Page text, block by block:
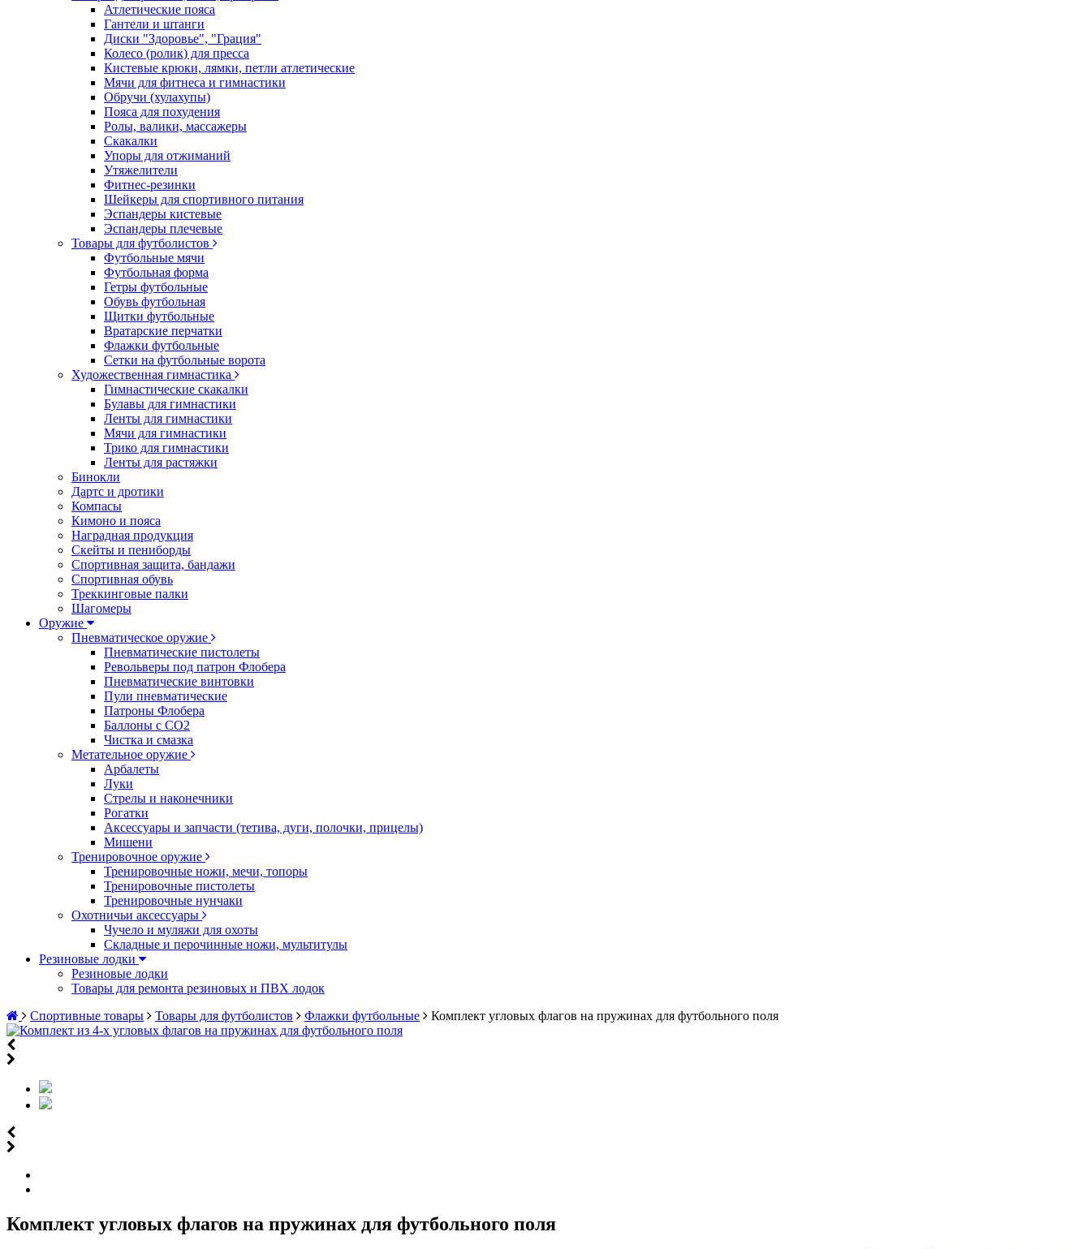
Атлетические пояса
Гантели и штанги
Диски "Здоровье", "Грация"
Колесо (ролик) для пресса
Кистевые крюки, лямки, петли атлетические
Мячи для фитнеса и гимнастики
Обручи (хулахупы)
Пояса для похудения
Ролы, валики, массажеры
Скакалки
Упоры для отжиманий
Утяжелители
Фитнес-резинки
Шейкеры для спортивного питания
Эспандеры кистевые
Эспандеры плечевые
Товары для футболистов
Футбольные мячи
Футбольная форма
Гетры футбольные
Обувь футбольная
Щитки футбольные
Вратарские перчатки
Флажки футбольные
Сетки на футбольные ворота
Художественная гимнастика
Гимнастические скакалки
Булавы для гимнастики
Ленты для гимнастики
Мячи для гимнастики
Трико для гимнастики
Ленты для растяжки
Бинокли
Дартс и дротики
Компасы
Кимоно и пояса
Наградная продукция
Скейты и пениборды
Спортивная защита, бандажи
Спортивная обувь
Треккинговые палки
Шагомеры
Оружие
Пневматическое оружие
Пневматические пистолеты
Револьверы под патрон Флобера
Пневматические винтовки
Пули пневматические
Патроны Флобера
Баллоны с CO2
Чистка и смазка
Метательное оружие
Арбалеты
Луки
Стрелы и наконечники
Рогатки
Аксессуары и запчасти (тетива, дуги, полочки, прицелы)
Мишени
Тренировочное оружие
Тренировочные ножи, мечи, топоры
Тренировочные пистолеты
Тренировочные нунчаки
Охотничьи аксессуары
Чучело и муляжи для охоты
Складные и перочинные ножи, мультитулы
Резиновые лодки
Резиновые лодки
Товары для ремонта резиновых и ПВХ лодок
Спортивные товары
Товары для футболистов Флажки футбольные Комплект угловых флагов на пружинах для футбольного поля
Комплект угловых флагов на пружинах для футбольного поля